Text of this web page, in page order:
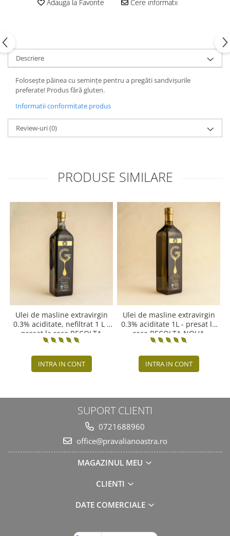
COSMETICEAdauga la Favorite Cere informatii
Descriere
Folosește pâinea cu semințe pentru a pregăti sandvișurile
preferate! Produs fără gluten.
Informatii conformitate produs
Review-uri(0)
PRODUSE SIMILARE
Ulei de masline extravirgin
0.3% aciditate, nefiltrat 1 L -
presat la rece RECOLTA
NOUA
INTRA IN CONT
Ulei de masline extravirgin
0.3% aciditate 1L - presat la
rece RECOLTA NOUA
INTRA IN CONT
SUPORT CLIENTI
0721688960
office@pravalianoastra.ro
MAGAZINUL MEU
CLIENTI
DATE COMERCIALE